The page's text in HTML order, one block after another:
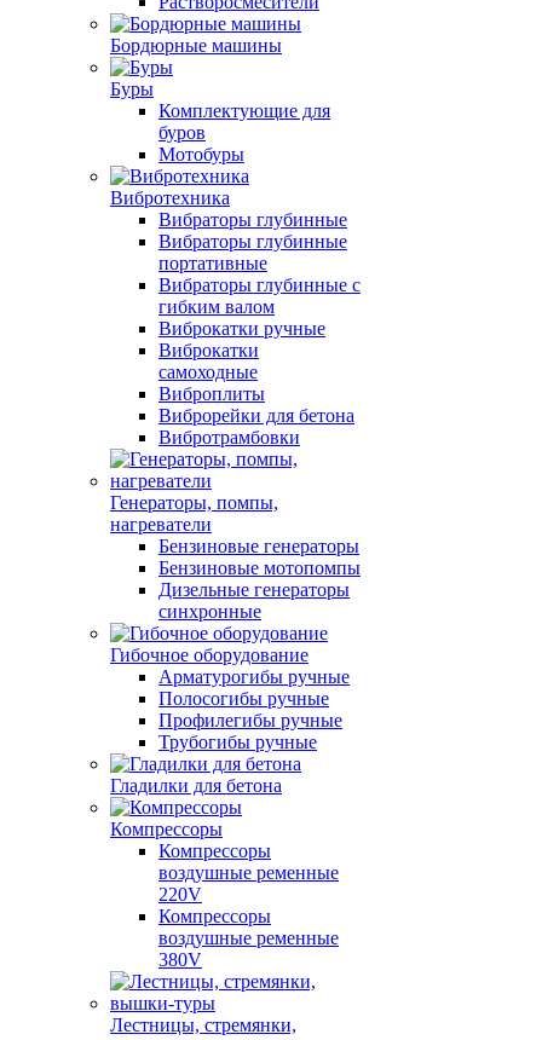
Бордюрные машины
Буры
Комплектующие для
буров
Мотобуры
Вибротехника
Вибраторы глубинные
Вибраторы глубинные
портативные
Вибраторы глубинные с
гибким валом
Виброкатки ручные
Виброкатки
самоходные
Виброплиты
Виброрейки для бетона
Вибротрамбовки
Генераторы, помпы,
нагреватели
Бензиновые генераторы
Бензиновые мотопомпы
Дизельные генераторы
синхронные
Гибочное оборудование
Арматурогибы ручные
Полосогибы ручные
Профилегибы ручные
Трубогибы ручные
Гладилки для бетона
Компрессоры
Компрессоры
воздушные ременные
220V
Компрессоры
воздушные ременные
380V
Лестницы, стремянки,